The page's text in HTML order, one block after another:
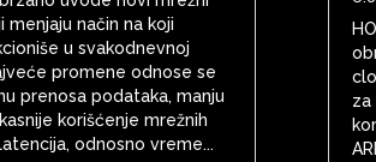
menjaju način na koji
u svakodnevnoj
promene odnose se
prenosa podataka, manju
korišćenje mrežnih
odnosno vreme...
za